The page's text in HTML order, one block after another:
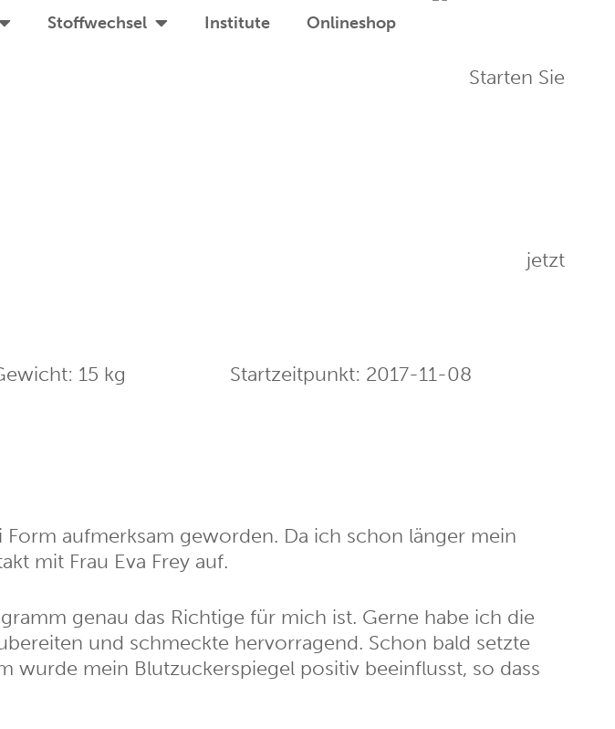
Stoffwechsel Institute Onlineshop
15 kg Startzeitpunkt: 2017-11-08
aufmerksam geworden. Da ich schon länger mein
mit Frau Eva Frey auf.
genau das Richtige für mich ist. Gerne habe ich die
und schmeckte hervorragend. Schon bald setzte
wurde mein Blutzuckerspiegel positiv beeinflusst, so dass